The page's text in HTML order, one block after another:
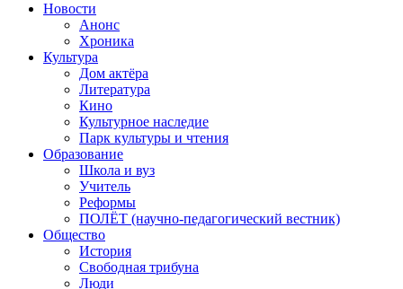
Новости
Анонс
Хроника
Культура
Дом актёра
Литература
Кино
Культурное наследие
Парк культуры и чтения
Образование
Школа и вуз
Учитель
Реформы
ПОЛЁТ (научно-педагогический вестник)
Общество
История
Свободная трибуна
Люди